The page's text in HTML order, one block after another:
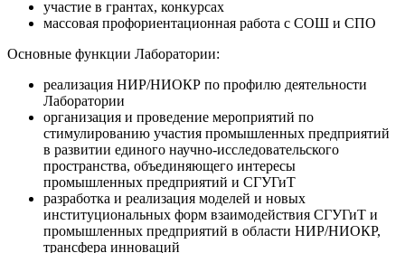
участие в грантах, конкурсах
массовая профориентационная работа с СОШ и СПО
Основные функции Лаборатории:
реализация НИР/НИОКР по профилю деятельности
Лаборатории
организация и проведение мероприятий по
стимулированию участия промышленных предприятий
в развитии единого научно-исследовательского
пространства, объединяющего интересы
промышленных предприятий и СГУГиТ
разработка и реализация моделей и новых
институциональных форм взаимодействия СГУГиТ и
промышленных предприятий в области НИР/НИОКР,
трансфера инноваций